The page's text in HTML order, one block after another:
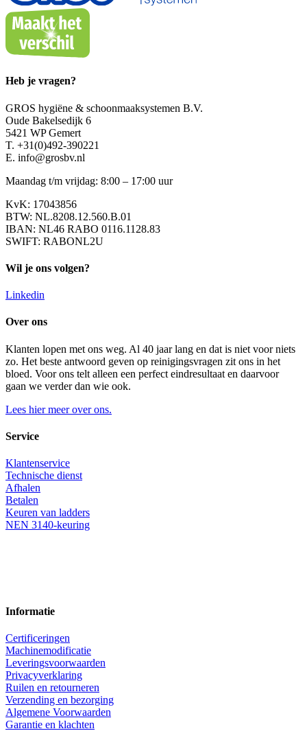
Heb je vragen?
GROS hygiëne & schoonmaaksystemen B.V.
Oude Bakelsedijk 6
5421 WP Gemert
T. +31(0)492-390221
E. info@grosbv.nl
Maandag t/m vrijdag: 8:00 – 17:00 uur
KvK: 17043856
BTW: NL.8208.12.560.B.01
IBAN: NL46 RABO 0116.1128.83
SWIFT: RABONL2U
Wil je ons volgen?
Linkedin
Over ons
Klanten lopen met ons weg. Al 40 jaar lang en dat is niet voor niets
zo. Het beste antwoord geven op reinigingsvragen zit ons in het
bloed. Voor ons telt alleen een perfect eindresultaat en daarvoor
gaan we verder dan wie ook.
Lees hier meer over ons.
Service
Klantenservice
Technische dienst
Afhalen
Betalen
Keuren van ladders
NEN 3140-keuring
Informatie
Certificeringen
Machinemodificatie
Leveringsvoorwaarden
Privacyverklaring
Ruilen en retourneren
Verzending en bezorging
Algemene Voorwaarden
Garantie en klachten